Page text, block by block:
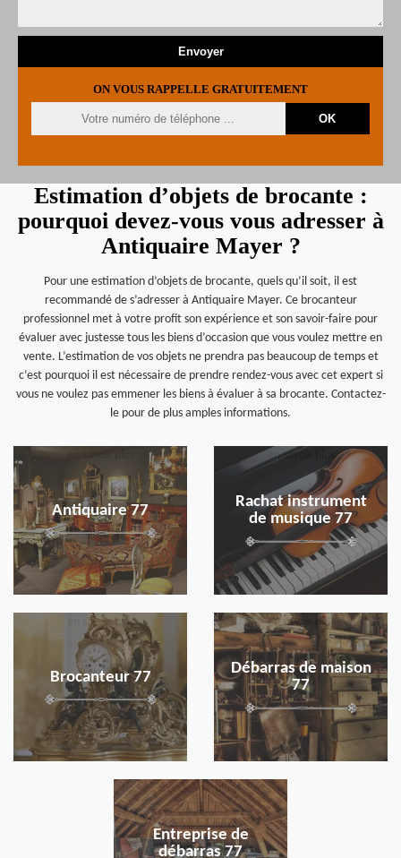
ON VOUS RAPPELLE GRATUITEMENT
Estimation d’objets de brocante :
pourquoi devez-vous vous adresser à
Antiquaire Mayer ?
Pour une estimation d’objets de brocante, quels qu’il soit, il est
recommandé de s’adresser à Antiquaire Mayer. Ce brocanteur
professionnel met à votre profit son expérience et son savoir-faire pour
évaluer avec justesse tous les biens d’occasion que vous voulez mettre en
vente. L’estimation de vos objets ne prendra pas beaucoup de temps et
c’est pourquoi il est nécessaire de prendre rendez-vous avec cet expert si
vous ne voulez pas emmener les biens à évaluer à sa brocante. Contactez-
le pour de plus amples informations.
Antiquaire 77
en savoir plus
Rachat instrument
de musique 77
en savoir plus
Brocanteur 77
en savoir plus
Débarras de maison
77
en savoir plus
Entreprise de
débarras 77
en savoir plus